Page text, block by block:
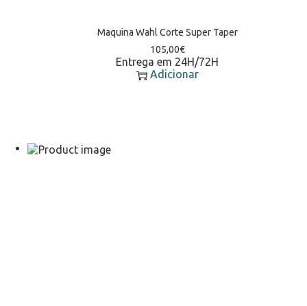
Maquina Wahl Corte Super Taper
105,00€
Entrega em 24H/72H
Adicionar